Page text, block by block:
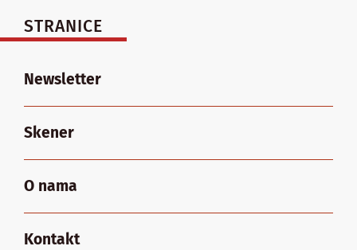
STRANICE
Newsletter
Skener
O nama
Kontakt